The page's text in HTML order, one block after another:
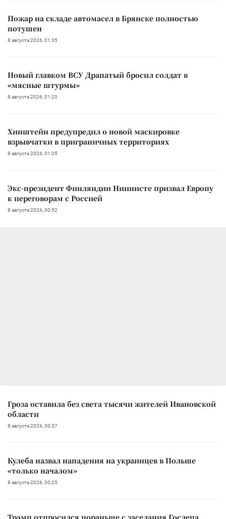
Пожар на складе автомасел в Брянске полностью
потушен
8 августа 2026, 01:35
Новый главком ВСУ Драпатый бросил солдат в
«мясные штурмы»
8 августа 2026, 01:20
Хинштейн предупредил о новой маскировке
взрывчатки в приграничных территориях
8 августа 2026, 01:05
Экс-президент Финляндии Ниинисте призвал Европу
к переговорам с Россией
8 августа 2026, 00:52
Гроза оставила без света тысячи жителей Ивановской
области
8 августа 2026, 00:37
Кулеба назвал нападения на украинцев в Польше
«только началом»
8 августа 2026, 00:25
Трамп отпросился пораньше с заседания Госдепа,